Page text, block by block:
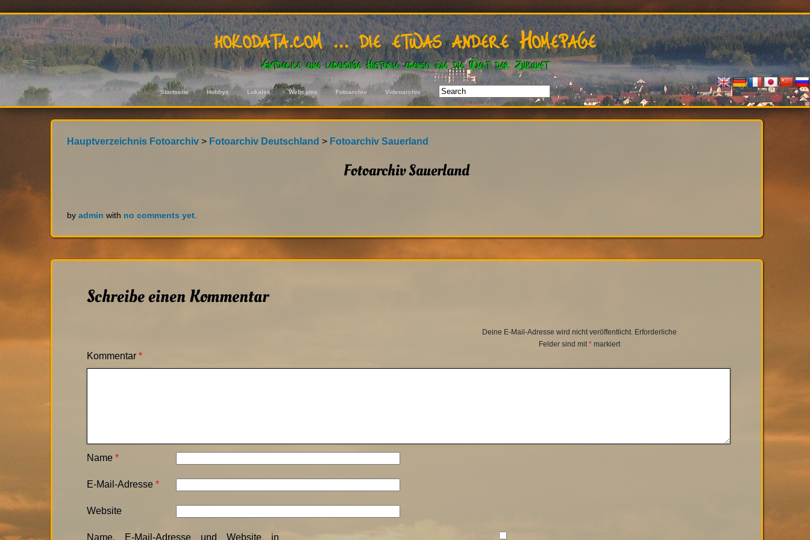
hokodata.com … die etwas andere Homepage
Entdecke eine lebendige Historie ebenso wie die Welt der Zukunft
Startseite Hobbys Lokales Webcams Fotoarchiv Videoarchiv
Gefallen Dir Hoko's Webseiten ? Bitte benutze den
Hauptverzeichnis Fotoarchiv> Fotoarchiv Deutschland > Fotoarchiv Sauerland
Fotoarchiv Sauerland
by admin with no comments yet.
Schreibe einen Kommentar
Deine E-Mail-Adresse wird nicht veröffentlicht. Erforderliche
Felder sind mit* markiert
Kommentar*
Name*
E-Mail-Adresse*
Website
Name, E-Mail-Adresse und Website in